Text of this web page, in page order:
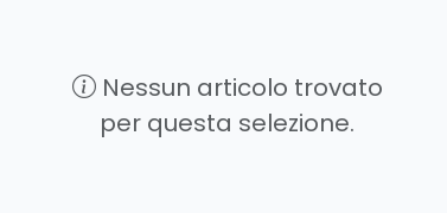
Nessun articolo trovato
per questa selezione.